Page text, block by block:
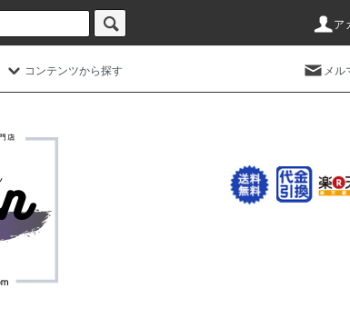
ア
コンテンツから探す メル